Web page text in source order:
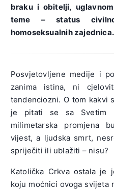
braku i obitelji,
teme – status
homoseksualnih
Posvjetovljene medije i
zanima istina, ni
tendenciozni. O tom kakvi
je pitati se sa Svetim
milimetarska promjena
vijest, a ljudska smrt,
spriječiti ili ublažiti – nisu?
Katolička Crkva ostala je
koju moćnici ovoga svijeta